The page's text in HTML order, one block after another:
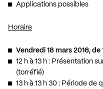
Applications possibles
Horaire
Vendredi 18 mars 2016, de
12 h à 13 h : Présentation
(torréfié)
13 h à 13 h 30 : Période de